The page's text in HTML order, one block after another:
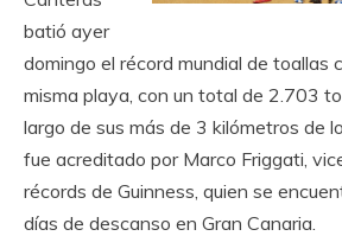
batió ayer
domingo el récord mundial de toallas
misma playa, con un total de 2.703
largo de sus más de 3 kilómetros de
fue acreditado por Marco Friggati,
récords de Guinness, quien se
días de descanso en Gran Canaria.